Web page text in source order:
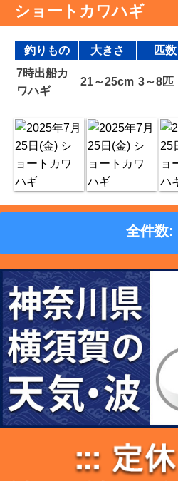
ショートカワハギ
釣りもの 大きさ 匹数
7時出船カ
ワハギ
21～25cm 3～8匹
全件数: